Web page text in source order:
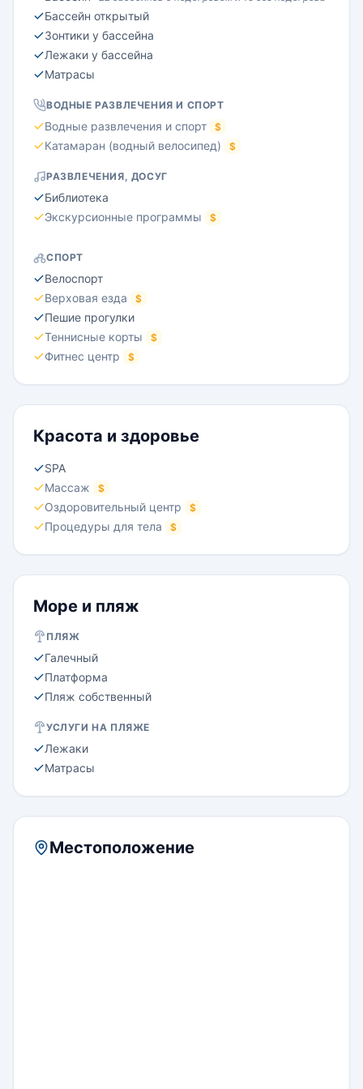
Бассейн открытый
Зонтики у бассейна
Лежаки у бассейна
Матрасы
ВОДНЫЕ РАЗВЛЕЧЕНИЯ И СПОРТ
Водные развлечения и спорт $
Катамаран (водный велосипед) $
РАЗВЛЕЧЕНИЯ, ДОСУГ
Библиотека
Экскурсионные программы
$
СПОРТ
Велоспорт
Верховая езда
$
Пешие прогулки
Теннисные корты
$
Фитнес центр $
Красота и здоровье
SPA
Массаж
$
Оздоровительный центр $
Процедуры для тела $
Море и пляж
ПЛЯЖ
Галечный
Платформа
Пляж собственный
УСЛУГИ НА ПЛЯЖЕ
Лежаки
Матрасы
Местоположение